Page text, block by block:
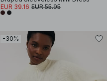
EUR 39.16 EUR 55.95
-30%